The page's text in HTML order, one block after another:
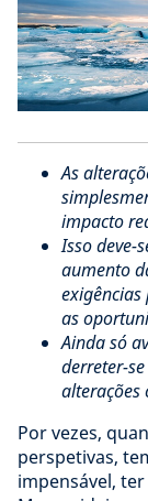
As
impacto
Isso deve-
aumento
exigências
as
Ainda só
derreter-
alterações
Por vezes,
perspetivas,
impensável,